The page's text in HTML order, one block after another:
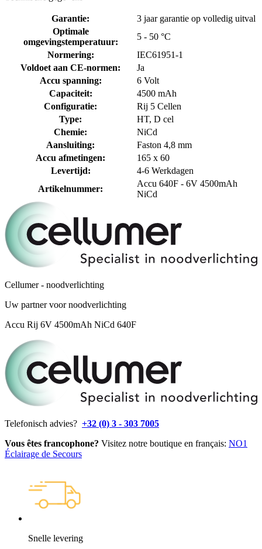
Garantie:
3 jaar garantie op volledig uitval
Optimale
omgevingstemperatuur:
5 - 50 °C
Normering:
IEC61951-1
Voldoet aan CE-normen:
Ja
Accu spanning:
6 Volt
Capaciteit:
4500 mAh
Configuratie:
Rij 5 Cellen
Type:
HT, D cel
Chemie:
NiCd
Aansluiting:
Faston 4,8 mm
Accu afmetingen:
165 x 60
Levertijd:
4-6 Werkdagen
Artikelnummer:
Accu 640F - 6V 4500mAh
NiCd
Cellumer - noodverlichting
Uw partner voor noodverlichting
Accu Rij 6V 4500mAh NiCd 640F
Telefonisch advies? +32 (0) 3 - 303 7005
Vous êtes francophone? Visitez notre boutique en français: NO1
Éclairage de Secours
Snelle levering